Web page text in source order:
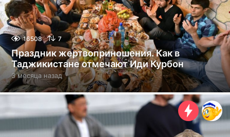
16508 7
Праздник жертвоприношения. Как в
Таджикистане отмечают Иди Курбон
3 месяца назад3
м
е
с
я
ц
а